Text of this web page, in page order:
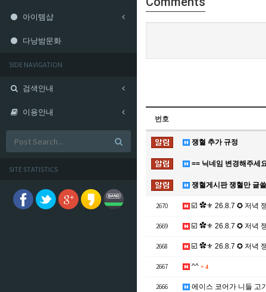
아이템샵
다낭밤문화
SIDE NAVIGATION
검색안내
이용안내
SITE STATISTICS
번호
쟁혈 추가 규정
== 닉네임 변경해주세
쟁혈게시판 쟁혈만 글
2670 ☑️ ✿⚜ 26.8.7 ✪ 저녁
2669 ☑️ ✿⚜ 26.8.7 ✪ 저녁
2668 ☑️ ✿⚜ 26.8.7 ✪ 저녁
2667 ^^ + 4
2666 에이스 코어가 니들 고